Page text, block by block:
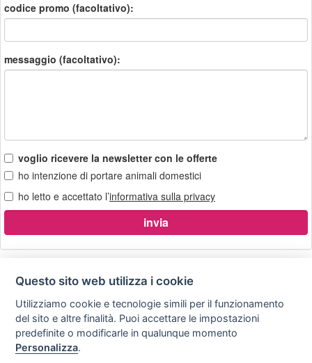
codice promo (facoltativo):
messaggio (facoltativo):
voglio ricevere la newsletter con le offerte
ho intenzione di portare animali domestici
ho letto e accettato l’informativa sulla privacy
Privacy
policy
Avviso
legale
Scrivici
Questo sito web utilizza i cookie
Utilizziamo cookie e tecnologie simili per il funzionamento
del sito e altre finalità. Puoi accettare le impostazioni
predefinite o modificarle in qualunque momento
Personalizza.